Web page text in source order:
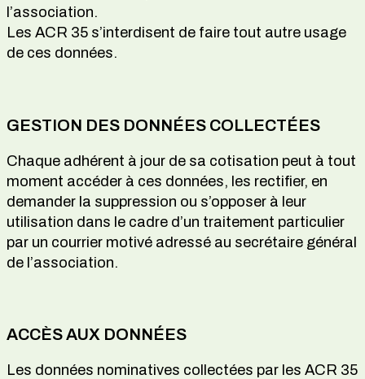
l’association.
Les ACR 35 s’interdisent de faire tout autre usage
de ces données.
GESTION DES DONNÉES COLLECTÉES
Chaque adhérent à jour de sa cotisation peut à tout
moment accéder à ces données, les rectifier, en
demander la suppression ou s’opposer à leur
utilisation dans le cadre d’un traitement particulier
par un courrier motivé adressé au secrétaire général
de l’association.
ACCÈS AUX DONNÉES
Les données nominatives collectées par les ACR 35